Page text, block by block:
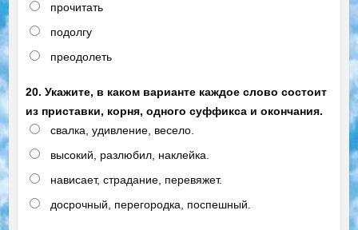
прочитать
подолгу
преодолеть
20. Укажите, в каком варианте каждое слово состоит
из приставки, корня, одного суффикса и окончания.
свалка, удивление, весело.
высокий, разлюбил, наклейка.
нависает, страдание, перевяжет.
досрочный, перегородка, поспешный.